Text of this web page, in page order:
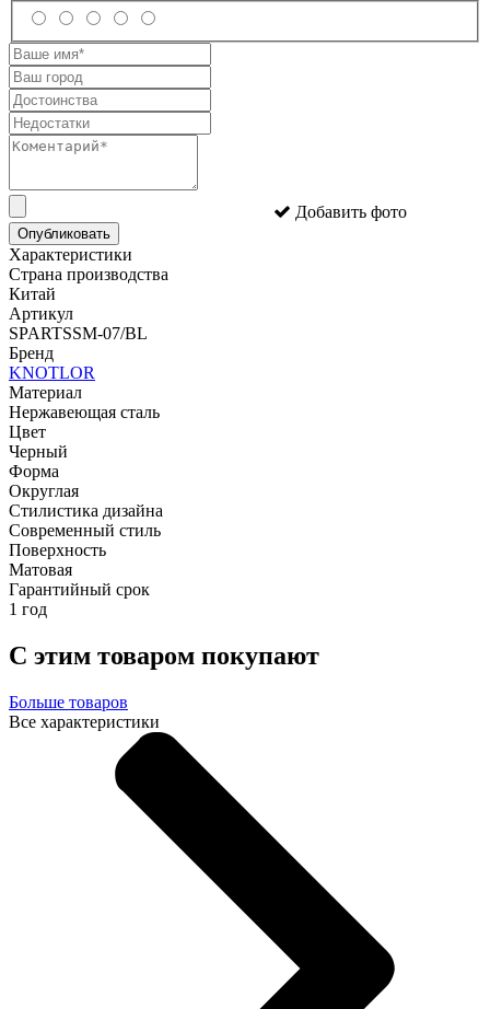
Добавить фото
Опубликовать
Характеристики
Страна производства
Китай
Артикул
SPARTSSM-07/BL
Бренд
KNOTLOR
Материал
Нержавеющая сталь
Цвет
Черный
Форма
Округлая
Стилистика дизайна
Современный стиль
Поверхность
Матовая
Гарантийный срок
1 год
С этим товаром покупают
Больше товаров
Все характеристики